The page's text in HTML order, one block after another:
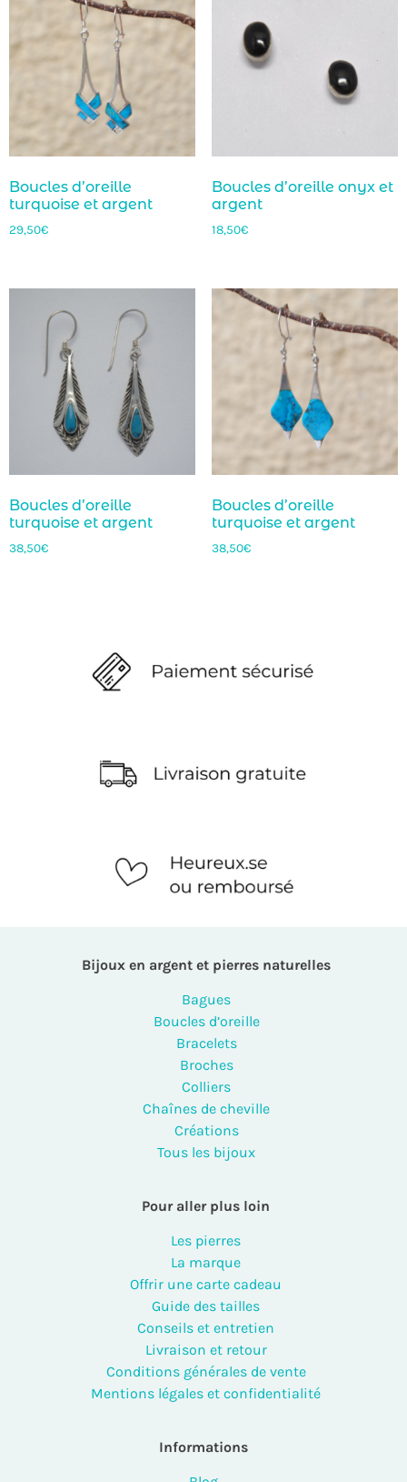
Boucles d’oreille
turquoise et argent
29,50€
Boucles d’oreille onyx et
argent
18,50€
Boucles d’oreille
turquoise et argent
38,50€
Boucles d’oreille
turquoise et argent
38,50€
Bijoux en argent et pierres naturelles
Bagues
Boucles d’oreille
Bracelets
Broches
Colliers
Chaînes de cheville
Créations
Tous les bijoux
Pour aller plus loin
Les pierres
La marque
Offrir une carte cadeau
Guide des tailles
Conseils et entretien
Livraison et retour
Conditions générales de vente
Mentions légales et confidentialité
Informations